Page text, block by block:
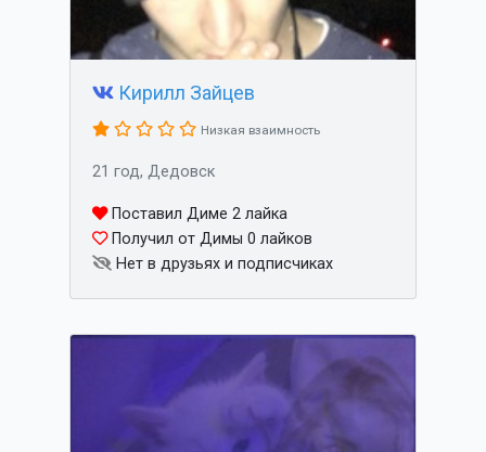
Кирилл Зайцев
Низкая взаимность
21 год, Дедовск
Поставил Диме 2 лайка
Получил от Димы 0 лайков
Нет в друзьях и подписчиках